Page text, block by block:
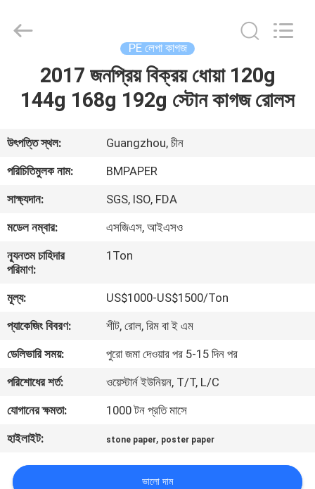
আমাদের
সম্বন্ধে
কারখানা
পরিদর্শন
গুণমান
নিয়ন্ত্রণ
আমাদের
সাথে
যোগাযোগ
খবর
CO.,LTD.
PE লেপা কাগজ
2017 জনপ্রিয় বিক্রয় ধোয়া 120g
144g 168g 192g স্টোন কাগজ রোলস
উৎপত্তি স্থল:
Guangzhou, চীন
পরিচিতিমুলক নাম:
BMPAPER
সাক্ষ্যদান:
SGS, ISO, FDA
মডেল নম্বার:
এসজিএস, আইএসও
ন্যূনতম চাহিদার
পরিমাণ:
1Ton
মূল্য:
US$1000-US$1500/Ton
প্যাকেজিং বিবরণ:
শীট, রোল, রিম বা ই এম
ডেলিভারি সময়:
পুরো জমা দেওয়ার পর 5-15 দিন পর
পরিশোধের শর্ত:
ওয়েস্টার্ন ইউনিয়ন, T/T, L/C
যোগানের ক্ষমতা:
1000 টন প্রতি মাসে
হাইলাইট:
stone paper, poster paper
ভালো দাম